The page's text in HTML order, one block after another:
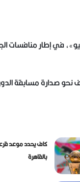
في إطار منافسات
نحو صدارة مسابقة
كاف يحدد موعد
بالقاهرة